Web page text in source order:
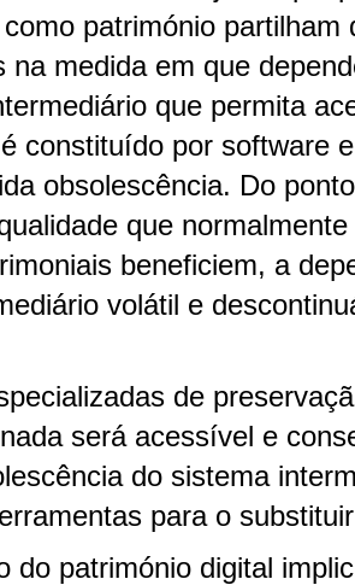
património partilham
na medida em que
que permita
constituído por software
obsolescência. Do
que
beneficiem, a
volátil e
de
será acessível e
do sistema
para o
do património digital